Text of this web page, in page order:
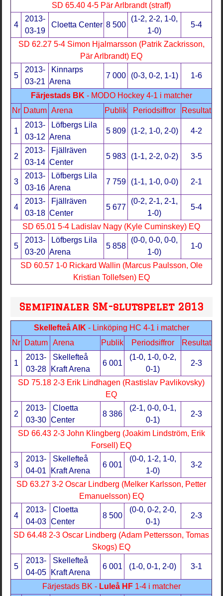
SD 65.40 4-5 Pär Arlbrandt (straff)
4
2013-
03-19
Cloetta Center 8 500
(1-2, 2-2, 1-0,
1-0)
5-4
SD 62.27 5-4 Simon Hjalmarsson (Patrik Zackrisson,
Pär Arlbrandt) EQ
5
2013-
03-21
Kinnarps
Arena
7 000 (0-3, 0-2, 1-1) 1-6
Färjestads BK - MODO Hockey 4-1 i matcher
Nr Datum Arena Publik Periodsiffror Resultat
1
2013-
03-12
Löfbergs Lila
Arena
5 809 (1-2, 1-0, 2-0) 4-2
2
2013-
03-14
Fjällräven
Center
5 983 (1-1, 2-2, 0-2) 3-5
3
2013-
03-16
Löfbergs Lila
Arena
7 759 (1-1, 1-0, 0-0) 2-1
4
2013-
03-18
Fjällräven
Center
5 677
(0-2, 2-1, 2-1,
1-0)
5-4
SD 65.01 5-4 Ladislav Nagy (Kyle Cuminskey) EQ
5
2013-
03-20
Löfbergs Lila
Arena
5 858
(0-0, 0-0, 0-0,
1-0)
1-0
SD 60.57 1-0 Rickard Wallin (Marcus Paulsson, Ole
Kristian Tollefsen) EQ
Semifinaler SM-slutspelet 2013
Skellefteå AIK - Linköping HC 4-1 i matcher
Nr Datum Arena Publik Periodsiffror Resultat
1
2013-
03-28
Skellefteå
Kraft Arena
6 001
(1-0, 1-0, 0-2,
0-1)
2-3
SD 75.18 2-3 Erik Lindhagen (Rastislav Pavlikovsky)
EQ
2
2013-
03-30
Cloetta
Center
8 386
(2-1, 0-0, 0-1,
0-1)
2-3
SD 66.43 2-3 John Klingberg (Joakim Lindström, Erik
Forsell) EQ
3
2013-
04-01
Skellefteå
Kraft Arena
6 001
(0-0, 1-2, 1-0,
1-0)
3-2
SD 63.27 3-2 Oscar Lindberg (Melker Karlsson, Petter
Emanuelsson) EQ
4
2013-
04-03
Cloetta
Center
8 500
(0-0, 0-2, 2-0,
0-1)
2-3
SD 64.48 2-3 Oscar Lindberg (Adam Pettersson, Tomas
Skogs) EQ
5
2013-
04-05
Skellefteå
Kraft Arena
6 001 (1-0, 0-1, 2-0) 3-1
Färjestads BK - Luleå HF1-4 i matcher